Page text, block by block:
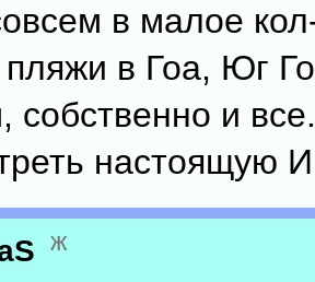
в малое
пляжи в Гоа, Юг
собственно и
настоящую
ж